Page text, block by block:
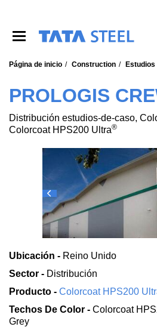
Página de inicio Construction
PROLOGIS
Distribución estudios-de-caso,
Colorcoat HPS200 Ultra®
Ubicación - Reino Unido
Sector - Distribución
Producto - Colorcoat HPS200
Techos De Color - Colorcoat
Grey